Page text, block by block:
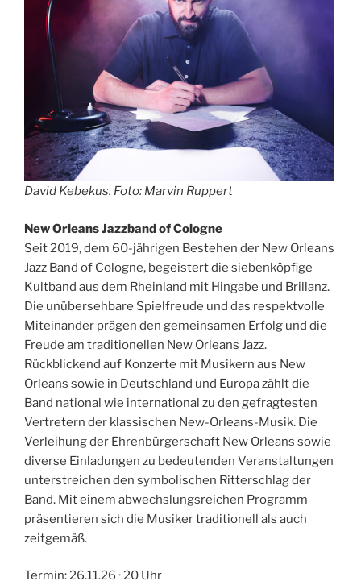
David Kebekus. Foto: Marvin Ruppert
New Orleans Jazzband of Cologne
Seit 2019, dem 60-jährigen Bestehen der New Orleans
Jazz Band of Cologne, begeistert die siebenköpfige
Kultband aus dem Rheinland mit Hingabe und Brillanz.
Die unübersehbare Spielfreude und das respektvolle
Miteinander prägen den gemeinsamen Erfolg und die
Freude am traditionellen New Orleans Jazz.
Rückblickend auf Konzerte mit Musikern aus New
Orleans sowie in Deutschland und Europa zählt die
Band national wie international zu den gefragtesten
Vertretern der klassischen New-Orleans-Musik. Die
Verleihung der Ehrenbürgerschaft New Orleans sowie
diverse Einladungen zu bedeutenden Veranstaltungen
unterstreichen den symbolischen Ritterschlag der
Band. Mit einem abwechslungsreichen Programm
präsentieren sich die Musiker traditionell als auch
zeitgemäß.
Termin: 26.11.26 · 20 Uhr